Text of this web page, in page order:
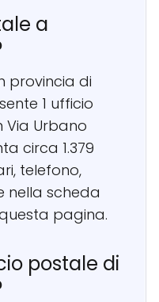
a
provincia di
1 ufficio
Via Urbano
circa 1.379
telefono,
nella scheda
pagina.
postale di